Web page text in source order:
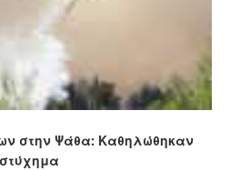
στην Ψάθα: Καθηλώθηκαν